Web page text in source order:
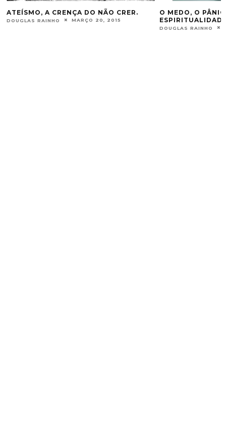
ATEÍSMO, A CRENÇA DO NÃO CRER.
DOUGLAS RAINHO MARÇO 20, 2015
O MEDO, O
DOUGLAS RAINHO